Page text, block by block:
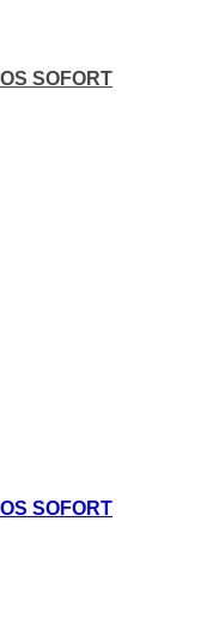
SOFORT
SOFORT